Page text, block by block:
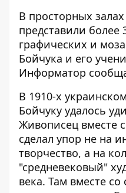
В просторных
представили
графических и
Бойчука и его
Информатор
В 1910-х
Бойчуку удалось
Живописец вместе
сделал упор не на
творчество, а на
"средневековый"
века. Там вместе со